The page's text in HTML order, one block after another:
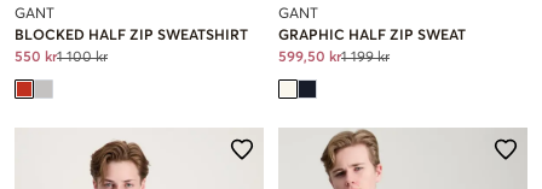
GANT
BLOCKED HALF ZIP SWEATSHIRT
550 kr1 100 kr
GANT
GRAPHIC HALF ZIP SWEAT
599,50 kr1 199 kr